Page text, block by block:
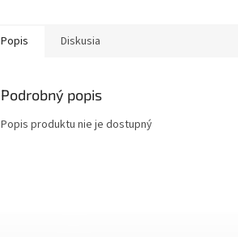
Popis Diskusia
Podrobný popis
Popis produktu nie je dostupný